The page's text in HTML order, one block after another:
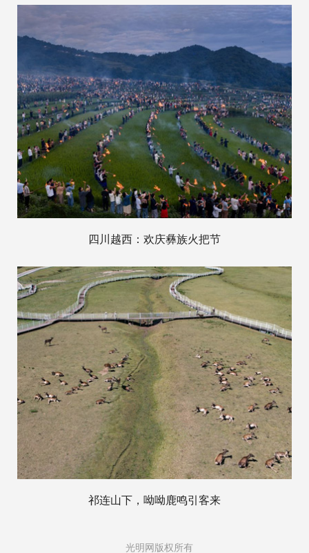
四川越西：欢庆彝族火把节
祁连山下，呦呦鹿鸣引客来
光明网版权所有